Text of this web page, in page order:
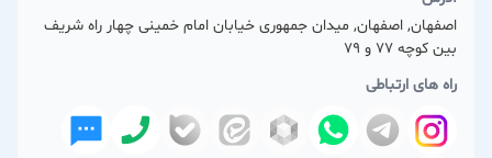
اصفهان, اصفهان, میدان جمهوری خیابان امام خمینی چهار راه شریف
بین کوچه 77 و 79
راه های ارتباطی